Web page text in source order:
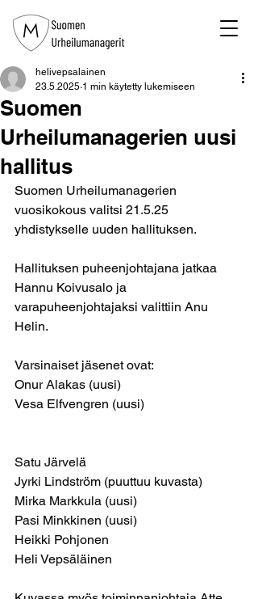
Suomen
Urheilumanagerien uusi
hallitus
helivepsalainen
23.5.2025 1 min käytetty lukemiseen
Suomen Urheilumanagerien
vuosikokous valitsi 21.5.25
yhdistykselle uuden hallituksen.
Hallituksen puheenjohtajana jatkaa
Hannu Koivusalo ja
varapuheenjohtajaksi valittiin Anu
Helin.
Varsinaiset jäsenet ovat:
Onur Alakas (uusi)
Vesa Elfvengren (uusi)
Satu Järvelä
Jyrki Lindström (puuttuu kuvasta)
Mirka Markkula (uusi)
Pasi Minkkinen (uusi)
Heikki Pohjonen
Heli Vepsäläinen